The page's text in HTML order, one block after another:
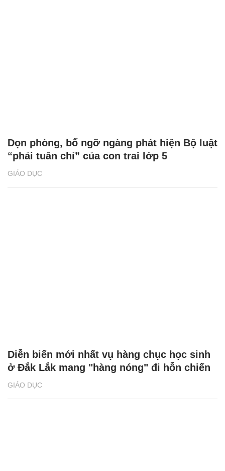
GIÁO DỤC
Dọn phòng, bố ngỡ ngàng phát hiện Bộ luật
“phải tuân chỉ” của con trai lớp 5
GIÁO DỤC
Diễn biến mới nhất vụ hàng chục học sinh
ở Đắk Lắk mang "hàng nóng" đi hỗn chiến